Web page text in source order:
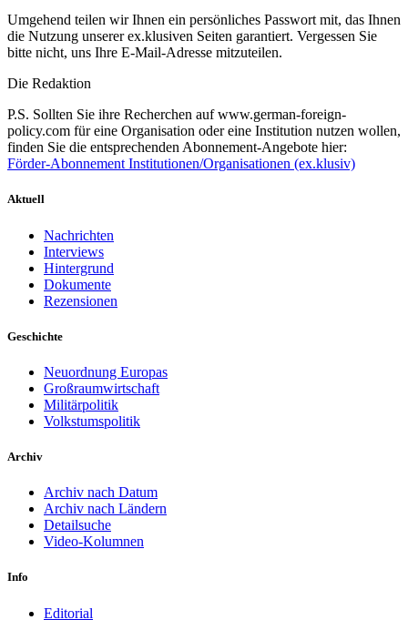
Umgehend teilen wir Ihnen ein persönliches Passwort mit, das Ihnen
die Nutzung unserer ex.klusiven Seiten garantiert. Vergessen Sie
bitte nicht, uns Ihre E-Mail-Adresse mitzuteilen.
Die Redaktion
P.S. Sollten Sie ihre Recherchen auf www.german-foreign-
policy.com für eine Organisation oder eine Institution nutzen wollen,
finden Sie die entsprechenden Abonnement-Angebote hier:
Förder-Abonnement Institutionen/Organisationen (ex.klusiv)
Aktuell
Nachrichten
Interviews
Hintergrund
Dokumente
Rezensionen
Geschichte
Neuordnung Europas
Großraumwirtschaft
Militärpolitik
Volkstumspolitik
Archiv
Archiv nach Datum
Archiv nach Ländern
Detailsuche
Video-Kolumnen
Info
Editorial